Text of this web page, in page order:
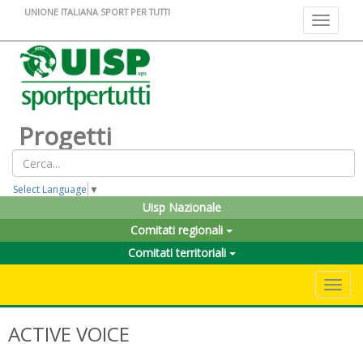
Toggle
UNIONE ITALIANA SPORT PER TUTTI
Progetti
Select Language ▼
Uisp Nazionale
Comitati regionali
Comitati territoriali
ACTIVE VOICE